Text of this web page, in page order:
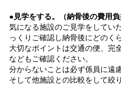
●見学をする。（納骨後の費用負
気になる施設のご見学をしてい
っくりご確認し納骨後にどのく
大切なポイントは交通の便、完
などもご確認ください。
分からないことは必ず係員に遠
そして他施設との比較をして絞